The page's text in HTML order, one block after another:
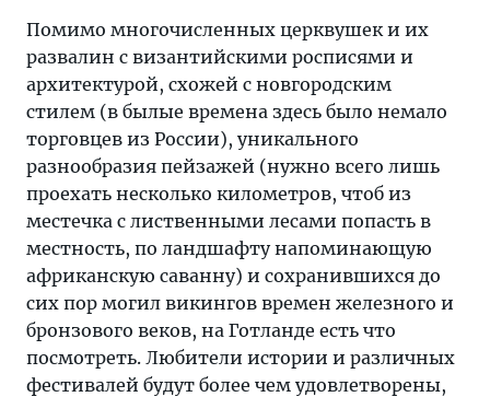
Помимо многочисленных церквушек и их
развалин с византийскими росписями и
архитектурой, схожей с новгородским
стилем (в былые времена здесь было немало
торговцев из России), уникального
разнообразия пейзажей (нужно всего лишь
проехать несколько километров, чтоб из
местечка с лиственными лесами попасть в
местность, по ландшафту напоминающую
африканскую саванну) и сохранившихся до
сих пор могил викингов времен железного и
бронзового веков, на Готланде есть что
посмотреть. Любители истории и различных
фестивалей будут более чем удовлетворены,